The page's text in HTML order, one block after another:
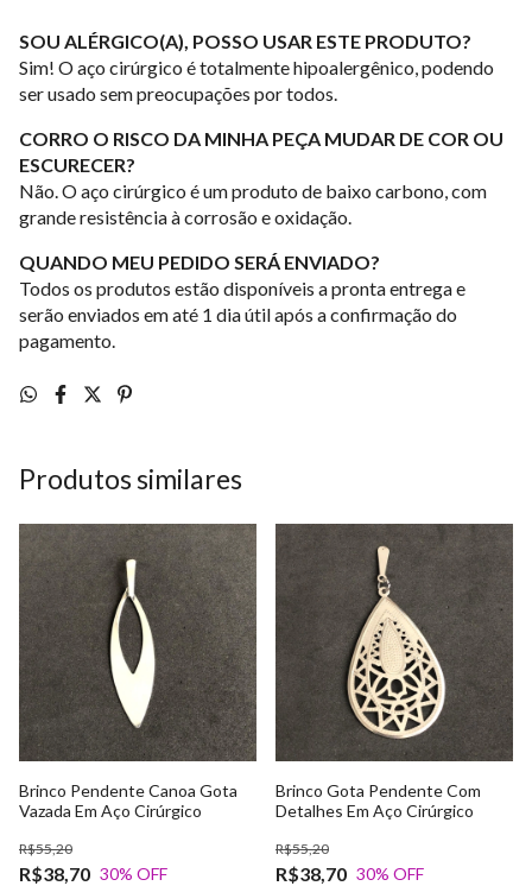
SOU ALÉRGICO(A), POSSO USAR ESTE PRODUTO?
Sim! O aço cirúrgico é totalmente hipoalergênico, podendo
ser usado sem preocupações por todos.
CORRO O RISCO DA MINHA PEÇA MUDAR DE COR OU
ESCURECER?
Não. O aço cirúrgico é um produto de baixo carbono, com
grande resistência à corrosão e oxidação.
QUANDO MEU PEDIDO SERÁ ENVIADO?
Todos os produtos estão disponíveis a pronta entrega e
serão enviados em até 1 dia útil após a confirmação do
pagamento.
Produtos similares
Brinco Pendente Canoa Gota
Vazada Em Aço Cirúrgico
R$38,70
R$55,20
30% OFF
Brinco Gota Pendente Com
Detalhes Em Aço Cirúrgico
R$38,70
R$55,20
30% OFF